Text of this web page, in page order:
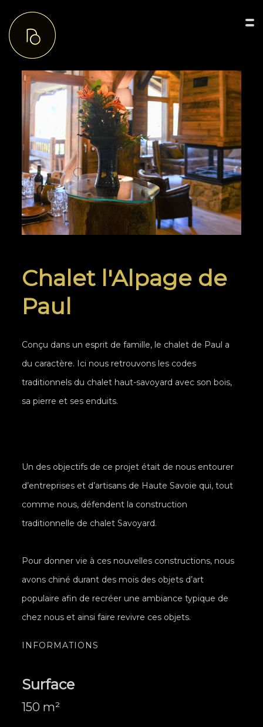
Chalet l'Alpage de
Paul
Conçu dans un esprit de famille, le chalet de Paul a
du caractère. Ici nous retrouvons les codes
traditionnels du chalet haut-savoyard avec son bois,
sa pierre et ses enduits.
Un des objectifs de ce projet était de nous entourer
d’entreprises et d’artisans de Haute Savoie qui, tout
comme nous, défendent la construction
traditionnelle de chalet Savoyard.
Pour donner vie à ces nouvelles constructions, nous
avons chiné durant des mois des objets d’art
populaire afin de recréer une ambiance typique de
chez nous et ainsi faire revivre ces objets.
INFORMATIONS
Surface
150 m²